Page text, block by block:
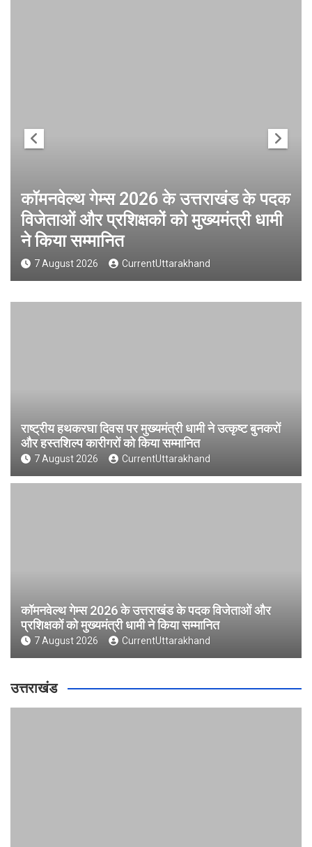
कॉमनवेल्थ गेम्स 2026 के उत्तराखंड के पदक
विजेताओं और प्रशिक्षकों को मुख्यमंत्री धामी
ने किया सम्मानित
7 August 2026 CurrentUttarakhand
राष्ट्रीय हथकरघा दिवस पर मुख्यमंत्री धामी ने उत्कृष्ट बुनकरों
और हस्तशिल्प कारीगरों को किया सम्मानित
7 August 2026 CurrentUttarakhand
कॉमनवेल्थ गेम्स 2026 के उत्तराखंड के पदक विजेताओं और
प्रशिक्षकों को मुख्यमंत्री धामी ने किया सम्मानित
7 August 2026 CurrentUttarakhand
उत्तराखंड